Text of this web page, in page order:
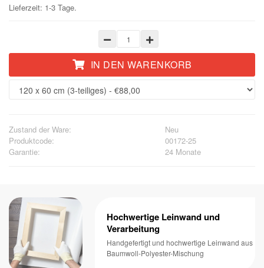
Lieferzeit: 1-3 Tage.
IN DEN WARENKORB
Zustand der Ware:
Neu
Produktcode:
00172-25
Garantie:
24 Monate
Hochwertige Leinwand und
Verarbeitung
Handgefertigt und hochwertige Leinwand aus
Baumwoll-Polyester-Mischung